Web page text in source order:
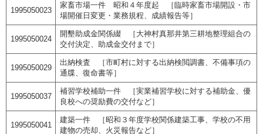
1995050023
家畜市場一件 昭和４年度起 ［臨時家畜市場開設・市
場開催日変更・業務規程、成績報告等］
1995050024
開墾助成金関係綴 ［大神村真那井第三耕地整理組合の
交付決定、助成金交付まで］
1995050029
出納検査 ［市町村に対する出納検閲調書、不備事項の
通牒、復命書等］
1995050037
補習学校補助一件 ［実業補習学校に対する補助金、優
良校への奨励費の交付など］
1995050041
建築一件 ［昭和３年度学校関係建築工事、学校の不用
建物の売却、火災報告など］